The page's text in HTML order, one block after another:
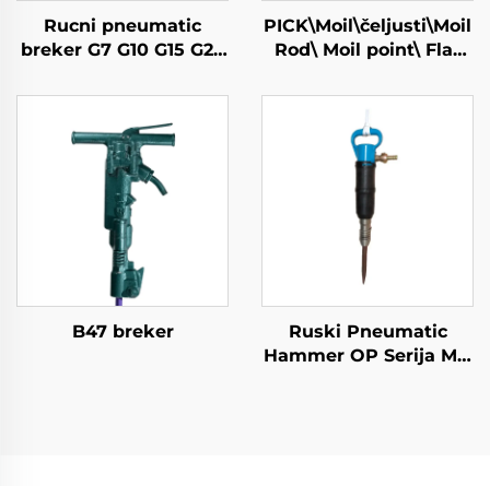
Rucni pneumatic
breker G7 G10 G15 G20
PICK\Moil\čeljusti\Moil
Rod\ Moil point\ Flat
B47 breker
Ruski Pneumatic
Hammer OP Serija MO